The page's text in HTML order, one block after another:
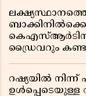
ഡ്രൈവറും
റഷ്യയിൽ നിന്ന്
ഉൾപ്പെടെയുള്ള